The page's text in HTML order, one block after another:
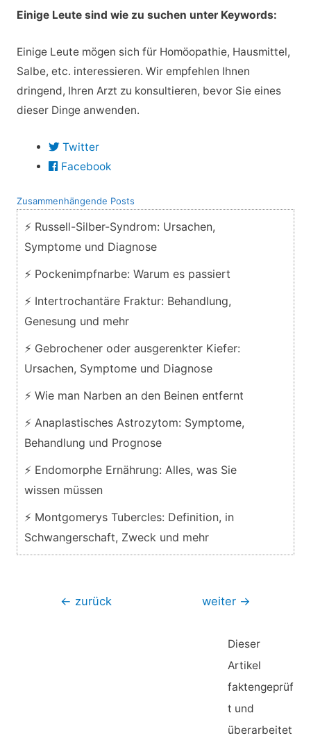
Einige Leute sind wie zu suchen unter Keywords:
Einige Leute mögen sich für Homöopathie, Hausmittel,
Salbe, etc. interessieren. Wir empfehlen Ihnen
dringend, Ihren Arzt zu konsultieren, bevor Sie eines
dieser Dinge anwenden.
Twitter
Facebook
Zusammenhängende Posts
⚡ Russell-Silber-Syndrom: Ursachen,
Symptome und Diagnose
⚡ Pockenimpfnarbe: Warum es passiert
⚡ Intertrochantäre Fraktur: Behandlung,
Genesung und mehr
⚡ Gebrochener oder ausgerenkter Kiefer:
Ursachen, Symptome und Diagnose
⚡ Wie man Narben an den Beinen entfernt
⚡ Anaplastisches Astrozytom: Symptome,
Behandlung und Prognose
⚡ Endomorphe Ernährung: Alles, was Sie
wissen müssen
⚡ Montgomerys Tubercles: Definition, in
Schwangerschaft, Zweck und mehr
Beitragsnavigation
← zurück weiter →
Dieser
Artikel
faktengeprüf
t und
überarbeitet